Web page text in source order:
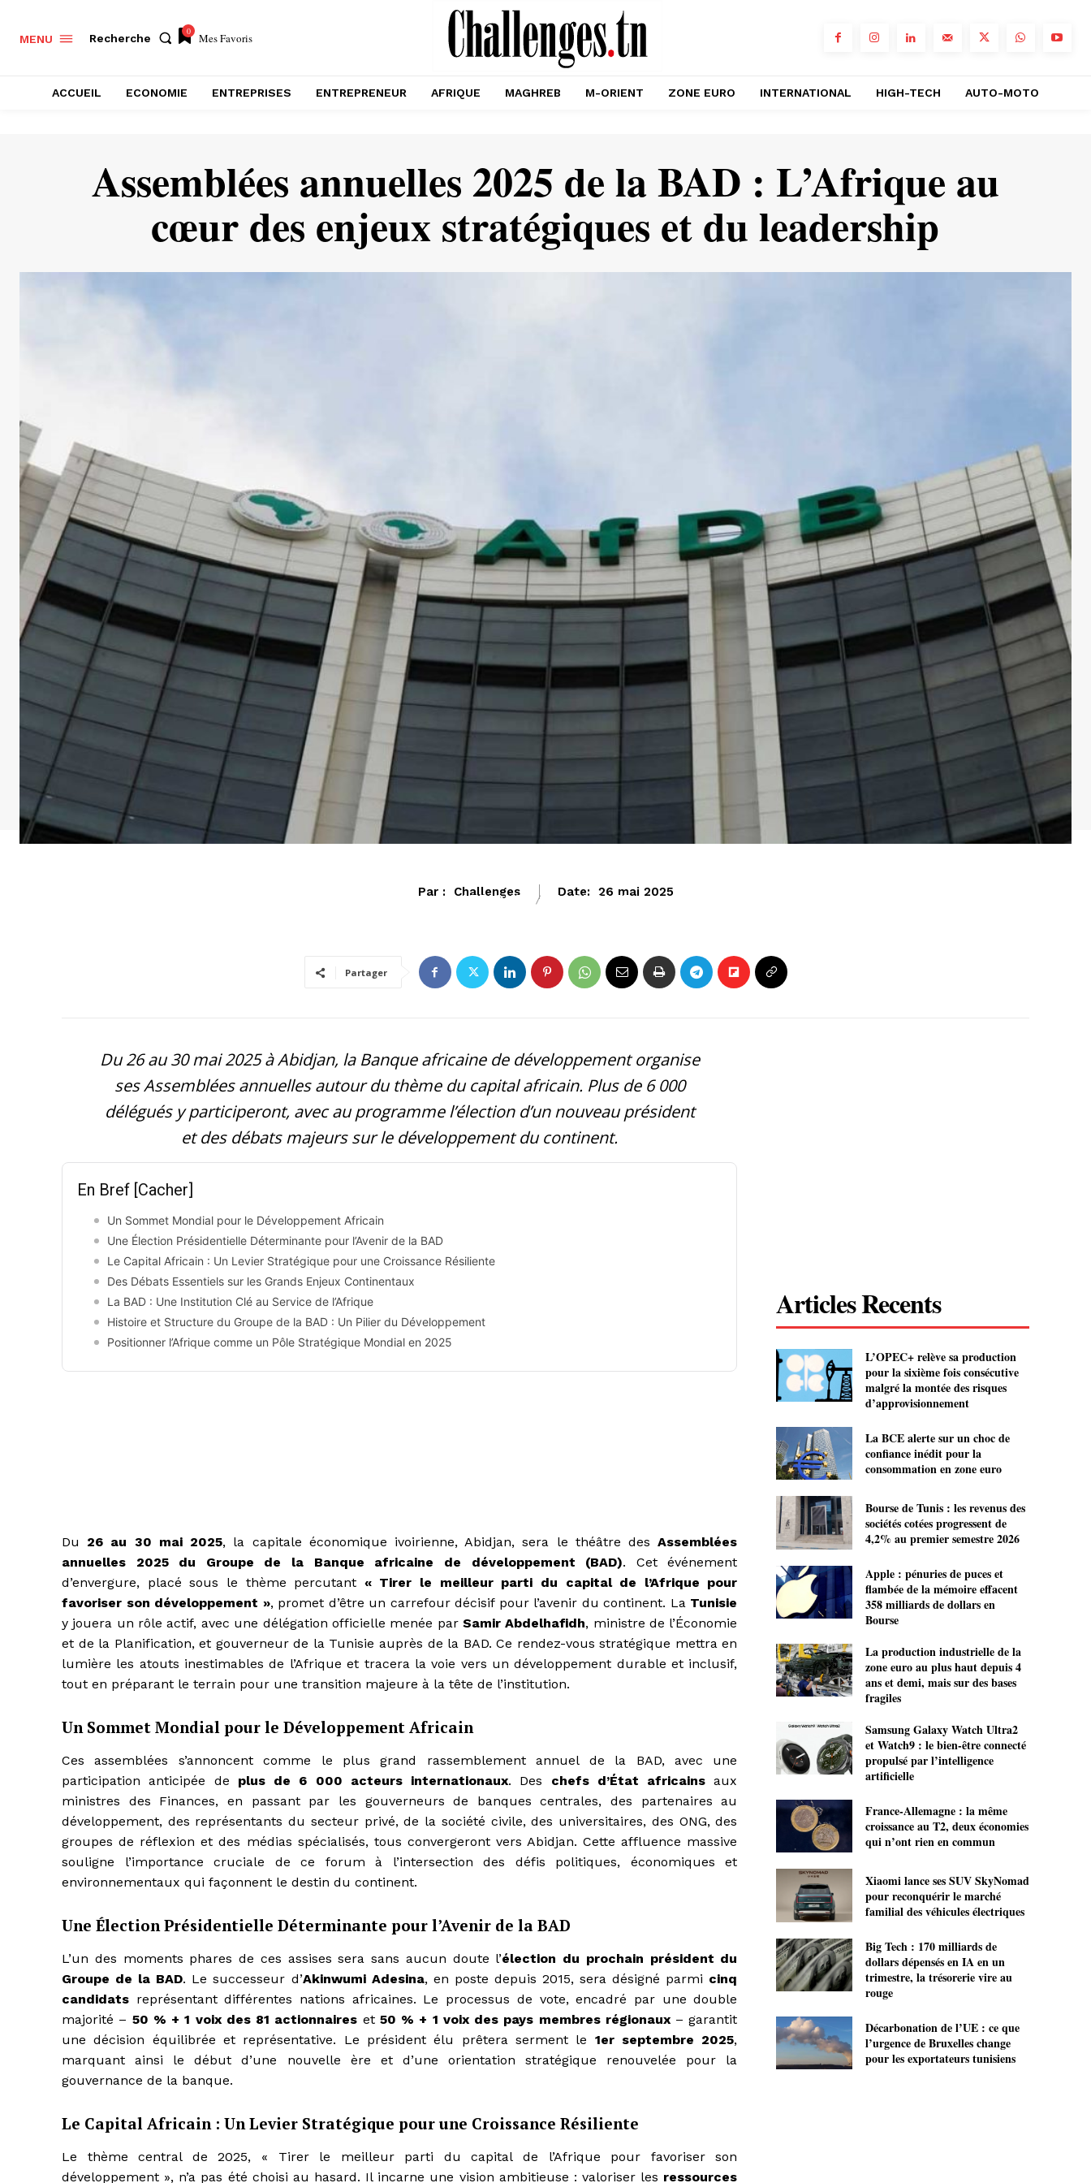
MENU Recherche
0 Mes Favoris
ACCUEIL ECONOMIE ENTREPRISES ENTREPRENEUR AFRIQUE MAGHREB M-ORIENT ZONE EURO INTERNATIONAL HIGH-TECH AUTO-MOTO
Assemblées annuelles 2025 de la BAD : L’Afrique au
cœur des enjeux stratégiques et du leadership
Par : Challenges Date: 26 mai 2025
AFRIQUE ECONOMIE
Partager
Du 26 au 30 mai 2025 à Abidjan, la Banque africaine de développement organise
ses Assemblées annuelles autour du thème du capital africain. Plus de 6 000
délégués y participeront, avec au programme l’élection d’un nouveau président
et des débats majeurs sur le développement du continent.
En Bref [Cacher]
Un Sommet Mondial pour le Développement Africain
Une Élection Présidentielle Déterminante pour l’Avenir de la BAD
Le Capital Africain : Un Levier Stratégique pour une Croissance Résiliente
Des Débats Essentiels sur les Grands Enjeux Continentaux
La BAD : Une Institution Clé au Service de l’Afrique
Histoire et Structure du Groupe de la BAD : Un Pilier du Développement
Positionner l’Afrique comme un Pôle Stratégique Mondial en 2025
Du 26 au 30 mai 2025, la capitale économique ivoirienne, Abidjan, sera le théâtre desAssemblées
annuelles 2025 du Groupe de la Banque africaine de développement (BAD). Cet événement
d’envergure, placé sous le thème percutant « Tirer le meilleur parti du capital de l’Afrique pour
favoriser son développement », promet d’être un carrefour décisif pour l’avenir du continent. La Tunisie
y jouera un rôle actif, avec une délégation officielle menée par Samir Abdelhafidh, ministre de l’Économie
et de la Planification, et gouverneur de la Tunisie auprès de la BAD. Ce rendez-vous stratégique mettra en
lumière les atouts inestimables de l’Afrique et tracera la voie vers un développement durable et inclusif,
tout en préparant le terrain pour une transition majeure à la tête de l’institution.
Un Sommet Mondial pour le Développement Africain
Ces assemblées s’annoncent comme le plus grand rassemblement annuel de la BAD, avec une
participation anticipée de plus de 6 000 acteurs internationaux. Des chefs d’État africains aux
ministres des Finances, en passant par les gouverneurs de banques centrales, des partenaires au
développement, des représentants du secteur privé, de la société civile, des universitaires, des ONG, des
groupes de réflexion et des médias spécialisés, tous convergeront vers Abidjan. Cette affluence massive
souligne l’importance cruciale de ce forum à l’intersection des défis politiques, économiques et
environnementaux qui façonnent le destin du continent.
Une Élection Présidentielle Déterminante pour l’Avenir de la BAD
L’un des moments phares de ces assises sera sans aucun doute l’élection du prochain président du
Groupe de la BAD. Le successeur d’Akinwumi Adesina, en poste depuis 2015, sera désigné parmi cinq
candidats représentant différentes nations africaines. Le processus de vote, encadré par une double
majorité – 50 % + 1 voix des 81 actionnaires et 50 % + 1 voix des pays membres régionaux– garantit
une décision équilibrée et représentative. Le président élu prêtera serment le 1er septembre 2025,
marquant ainsi le début d’une nouvelle ère et d’une orientation stratégique renouvelée pour la
gouvernance de la banque.
Le Capital Africain : Un Levier Stratégique pour une Croissance Résiliente
Le thème central de 2025, « Tirer le meilleur parti du capital de l’Afrique pour favoriser son
développement », n’a pas été choisi au hasard. Il incarne une vision ambitieuse : valoriser les ressources
Articles Recents
L’OPEC+ relève sa production
pour la sixième fois consécutive
malgré la montée des risques
d’approvisionnement
La BCE alerte sur un choc de
confiance inédit pour la
consommation en zone euro
Bourse de Tunis : les revenus des
sociétés cotées progressent de
4,2% au premier semestre 2026
Apple : pénuries de puces et
flambée de la mémoire effacent
358 milliards de dollars en
Bourse
La production industrielle de la
zone euro au plus haut depuis 4
ans et demi, mais sur des bases
fragiles
Samsung Galaxy Watch Ultra2
et Watch9 : le bien-être connecté
propulsé par l’intelligence
artificielle
France-Allemagne : la même
croissance au T2, deux économies
qui n’ont rien en commun
Xiaomi lance ses SUV SkyNomad
pour reconquérir le marché
familial des véhicules électriques
Big Tech : 170 milliards de
dollars dépensés en IA en un
trimestre, la trésorerie vire au
rouge
Décarbonation de l’UE : ce que
l’urgence de Bruxelles change
pour les exportateurs tunisiens